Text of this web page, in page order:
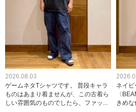
2026.08.03
ゲームネタTシャツです。 普段キャラ
ものはあまり着ませんが、この古着ら
しい雰囲気のものでしたら、ファッ...
ネイビ
〈
きめ